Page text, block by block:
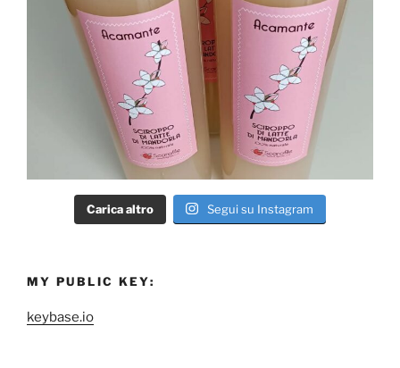
Carica altro Segui su Instagram
MY PUBLIC KEY:
keybase.io